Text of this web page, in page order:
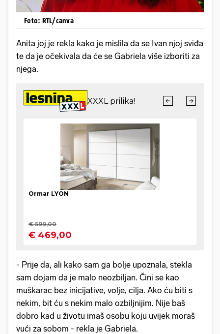
Foto: RTL/canva
Anita joj je rekla kako je mislila da se Ivan njoj sviđa
te da je očekivala da će se Gabriela više izboriti za
njega.
- Prije da, ali kako sam ga bolje upoznala, stekla
sam dojam da je malo neozbiljan. Čini se kao
muškarac bez inicijative, volje, cilja. Ako ću biti s
nekim, bit ću s nekim malo ozbiljnijim. Nije baš
dobro kad u životu imaš osobu koju uvijek moraš
vući za sobom - rekla je Gabriela.